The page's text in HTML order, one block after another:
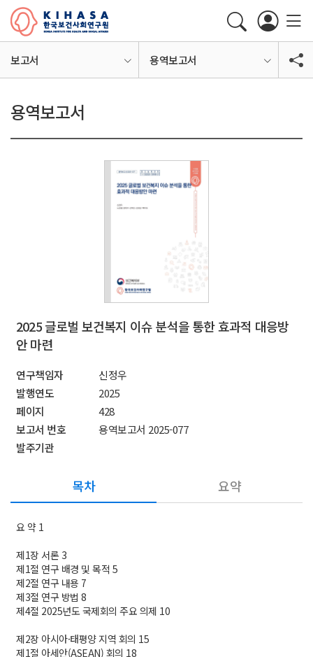
보고서 용역보고서
용역보고서
2025 글로벌 보건복지 이슈 분석을 통한 효과적 대응방
안 마련
연구책임자
신정우
발행연도
2025
페이지
428
보고서 번호
용역보고서 2025-077
발주기관
목차 요약
요 약 1
제1장 서론 3
제1절 연구 배경 및 목적 5
제2절 연구 내용 7
제3절 연구 방법 8
제4절 2025년도 국제회의 주요 의제 10
제2장 아시아·태평양 지역 회의 15
제1절 아세안(ASEAN) 회의 18